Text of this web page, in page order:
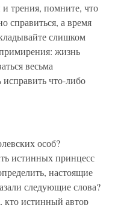
трения, помните, что
справиться, а время
слишком
жизнь
весьма
что-либо
особ?
истинных принцесс
настоящие
следующие слова?
кто истинный автор